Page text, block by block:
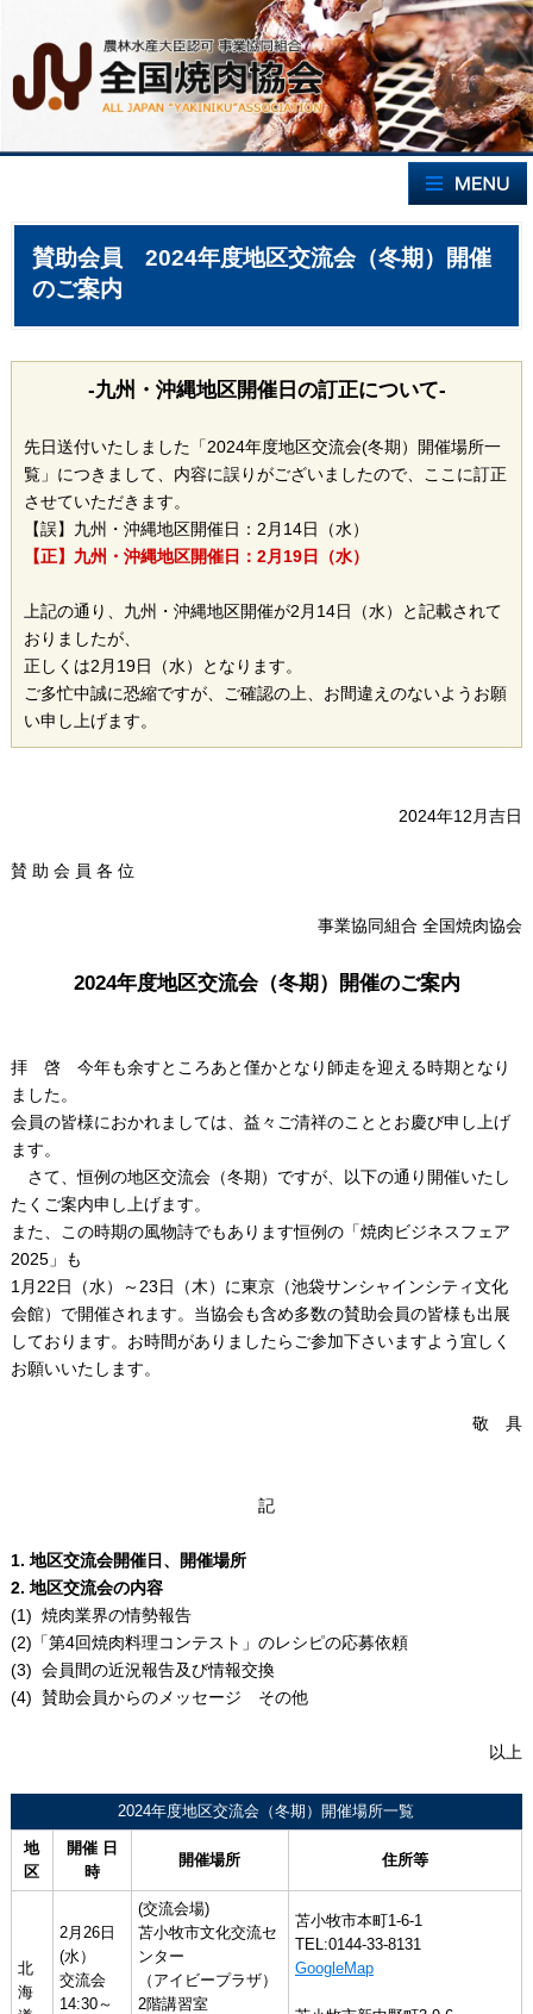
賛助会員 2024年度地区交流会（冬期）開催
のご案内
-九州・沖縄地区開催日の訂正について-
先日送付いたしました「2024年度地区交流会(冬期）開催場所一
覧」につきまして、内容に誤りがございましたので、ここに訂正
させていただきます。
【誤】九州・沖縄地区開催日：2月14日（水）
【正】九州・沖縄地区開催日：2月19日（水）
上記の通り、九州・沖縄地区開催が2月14日（水）と記載されて
おりましたが、
正しくは2月19日（水）となります。
ご多忙中誠に恐縮ですが、ご確認の上、お間違えのないようお願
い申し上げます。
2024年12月吉日
賛 助 会 員 各 位
事業協同組合 全国焼肉協会
2024年度地区交流会（冬期）開催のご案内
拝 啓 今年も余すところあと僅かとなり師走を迎える時期となり
ました。
会員の皆様におかれましては、益々ご清祥のこととお慶び申し上げ
ます。
さて、恒例の地区交流会（冬期）ですが、以下の通り開催いたし
たくご案内申し上げます。
また、この時期の風物詩でもあります恒例の「焼肉ビジネスフェア
2025」も
1月22日（水）～23日（木）に東京（池袋サンシャインシティ文化
会館）で開催されます。当協会も含め多数の賛助会員の皆様も出展
しております。お時間がありましたらご参加下さいますよう宜しく
お願いいたします。
敬 具
記
1. 地区交流会開催日、開催場所
2. 地区交流会の内容
(1) 焼肉業界の情勢報告
(2)「第4回焼肉料理コンテスト」のレシピの応募依頼
(3) 会員間の近況報告及び情報交換
(4) 賛助会員からのメッセージ その他
以上
2024年度地区交流会（冬期）開催場所一覧
地
区
開催 日
時
開催場所 住所等
北
海
2月26日
(水）
交流会
14:30～
(交流会場)
苫小牧市文化交流セ
ンター
（アイビープラザ）
2階講習室
苫小牧市本町1-6-1
TEL:0144-33-8131
GoogleMap